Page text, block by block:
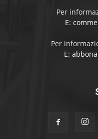
Per
E:
Per
E: